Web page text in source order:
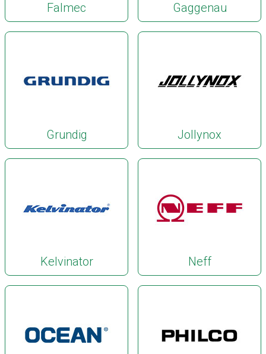
Falmec Gaggenau
Grundig Jollynox
Kelvinator Neff